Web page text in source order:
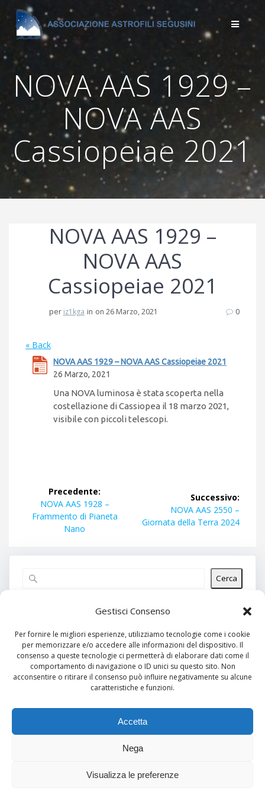
Gestisci Consenso
Per fornire le migliori esperienze, utilizziamo tecnologie come i cookie
per memorizzare e/o accedere alle informazioni del dispositivo. Il
consenso a queste tecnologie ci permetterà di elaborare dati come il
comportamento di navigazione o ID unici su questo sito. Non
acconsentire o ritirare il consenso può influire negativamente su alcune
caratteristiche e funzioni.
Accetta
Nega
Visualizza le preferenze
Salta
al
contenuto
NOVA AAS 1929 –
NOVA AAS
Cassiopeiae 2021
NOVA AAS 1929 –
NOVA AAS
Cassiopeiae 2021
per iz1kga in on 26 Marzo, 2021 0
« Back
NOVA AAS 1929 – NOVA AAS Cassiopeiae 2021
26 Marzo, 2021
Una NOVA luminosa è stata scoperta nella
costellazione di Cassiopea il 18 marzo 2021,
visibile con piccoli telescopi.
Navigazione
articoli
Precedente:
Articolo
precedente:
NOVA AAS 1928 –
Frammento di Pianeta
Nano
Successivo:
Articolo
successivo:
NOVA AAS 2550 –
Giornata della Terra 2024
Cerca
Articoli recenti
Commenti recenti
Nessun commento da mostrare.
Nessun archivio da mostrare.
Categorie
Nessuna categoria